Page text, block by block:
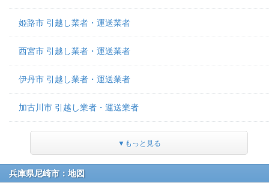
姫路市 引越し業者・運送業者
西宮市 引越し業者・運送業者
伊丹市 引越し業者・運送業者
加古川市 引越し業者・運送業者
▼もっと見る
兵庫県尼崎市：地図